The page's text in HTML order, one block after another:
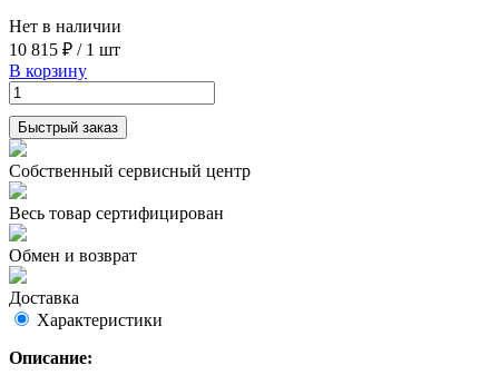
Нет в наличии
10 815 ₽ / 1 шт
В корзину
Быстрый заказ
Собственный сервисный центр
Весь товар сертифицирован
Обмен и возврат
Доставка
Характеристики
Описание: